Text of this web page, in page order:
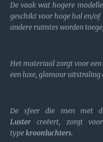
De vaak wat hogere
geschikt voor hoge hal en/
andere ruimtes worden
Het materiaal zorgt voor
een luxe, glamour uitstraling
De sfeer die men met
Luster creëert, zorgt
typekroonluchters.